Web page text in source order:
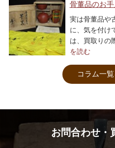
骨董品のお
実は骨董品や
に、気を付け
は、買取りの
を読む
コラム一
お問合わせ・